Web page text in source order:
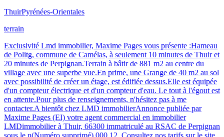
ThuirPyrénées-Orientales
terrain
Exclusivité Lmd immobilier, Maxime Pages vous présente :Hameau
de Politg, commune de Camélas, à seulement 10 minutes de Thuir et
20 minutes de Perpignan.Terrain à bâtir de 881 m2 au centre du
village avec une superbe vue.En prime, une Grange de 40 m2 au sol
avec possibilité de créer un étage, est édifiée dessus.Elle est équipée
d'un compteur électrique et d'un compteur d'eau. Le tout à l'égout est
en attente.Pour plus de renseignements, n'hésitez pas à me
contacter.A bientôt chez LMD immobilierAnnonce publiée par
Maxime Pages (EI) votre agent commercial en immobilier
LMDimmobilier à Thuir, 66300 immatriculé au RSAC de Perpignan